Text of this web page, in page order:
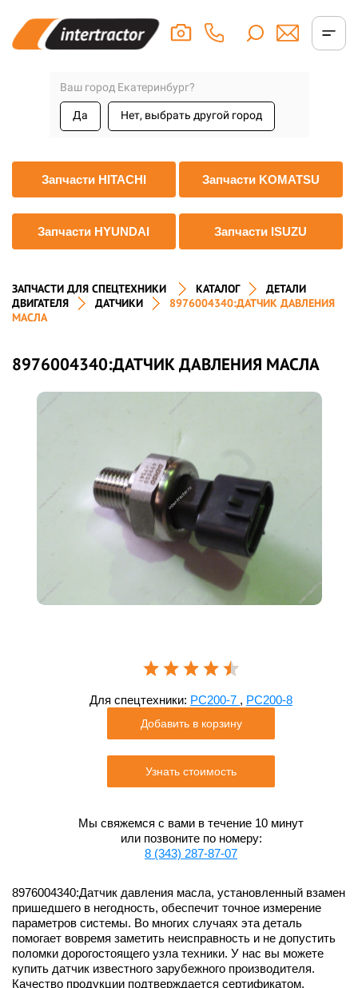
Ваш город Екатеринбург?
Да Нет, выбрать другой город
Запчасти HITACHI Запчасти KOMATSU
Запчасти HYUNDAI Запчасти ISUZU
ЗАПЧАСТИ ДЛЯ СПЕЦТЕХНИКИ КАТАЛОГ
ДЕТАЛИ
ДВИГАТЕЛЯ
ДАТЧИКИ
8976004340:ДАТЧИК ДАВЛЕНИЯ
МАСЛА
8976004340:ДАТЧИК ДАВЛЕНИЯ МАСЛА
Для спецтехники: PC200-7 , PC200-8
Добавить в корзину
Узнать стоимость
Мы свяжемся с вами в течение 10 минут
или позвоните по номеру:
8 (343) 287-87-07
8976004340:Датчик давления масла, установленный взамен
пришедшего в негодность, обеспечит точное измерение
параметров системы. Во многих случаях эта деталь
помогает вовремя заметить неисправность и не допустить
поломки дорогостоящего узла техники. У нас вы можете
купить датчик известного зарубежного производителя.
Качество продукции подтверждается сертификатом.